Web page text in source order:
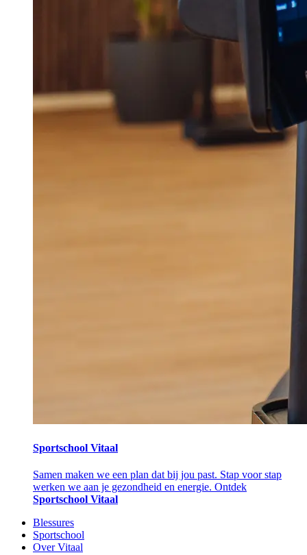
Sportschool Vitaal
Samen maken we een plan dat bij jou past. Stap voor stap
werken we aan je gezondheid en energie. Ontdek
Sportschool Vitaal
Blessures
Sportschool
Over Vitaal